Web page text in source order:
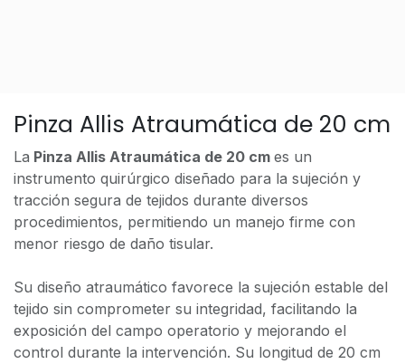
Pinza Allis Atraumática de 20 cm
La Pinza Allis Atraumática de 20 cm es un
instrumento quirúrgico diseñado para la sujeción y
tracción segura de tejidos durante diversos
procedimientos, permitiendo un manejo firme con
menor riesgo de daño tisular.
Su diseño atraumático favorece la sujeción estable del
tejido sin comprometer su integridad, facilitando la
exposición del campo operatorio y mejorando el
control durante la intervención. Su longitud de 20 cm